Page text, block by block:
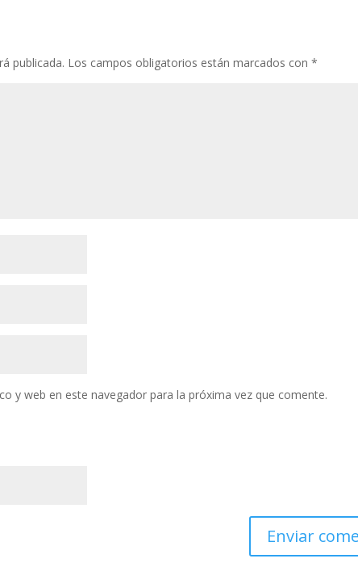
publicada. Los campos obligatorios están marcados con *
y web en este navegador para la próxima vez que comente.